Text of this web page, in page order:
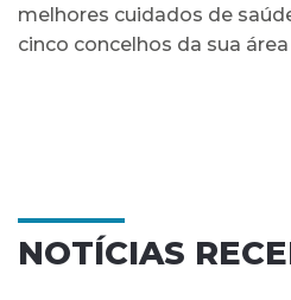
melhores cuidados de
cinco concelhos da sua
NOTÍCIAS